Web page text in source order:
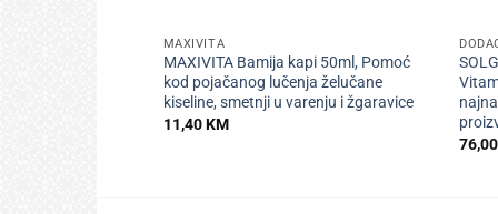
MAXIVITA
MAXIVITA Bamija kapi 50ml, Pomoć
kod pojačanog lučenja želučane
kiseline, smetnji u varenju i žgaravice
11,40KM